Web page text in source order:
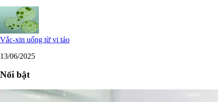
Vắc-xin uống từ vi tảo
13/06/2025
Nổi bật